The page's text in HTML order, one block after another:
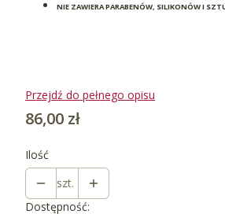
NIE ZAWIERA PARABENÓW, SILIKONÓW I
Przejdź do pełnego opisu
Cena
86,00 zł
Ilość
szt.
Dostępność: